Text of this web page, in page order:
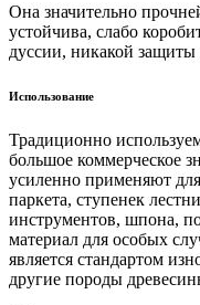
Она значительно
устойчива, слабо
дуссии, никакой
Использование
Традиционно
большое коммерческое
усиленно применяют
паркета, ступенек
инструментов, шпона,
материал для особых
является стандартом
другие породы